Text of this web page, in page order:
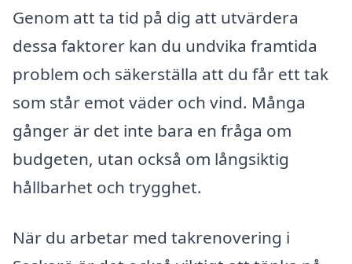
Genom att ta tid på dig att utvärdera
dessa faktorer kan du undvika framtida
problem och säkerställa att du får ett tak
som står emot väder och vind. Många
gånger är det inte bara en fråga om
budgeten, utan också om långsiktig
hållbarhet och trygghet.
När du arbetar med takrenovering i